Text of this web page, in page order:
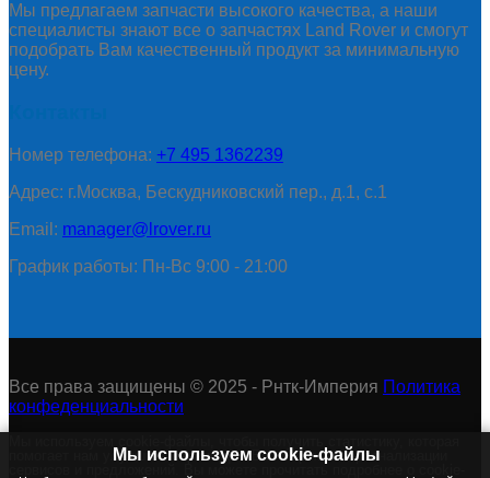
Мы используем cookie-файлы
Мы предлагаем запчасти высокого качества, а наши
специалисты знают все о запчастях Land Rover и смогут
подобрать Вам качественный продукт за минимальную
цену.
Номер телефона: +7 495 1362239
Адрес: г.Москва, Бескудниковский пер., д.1, с.1
Email: manager@lrover.ru
График работы: Пн-Вс 9:00 - 21:00
Все права защищены © 2025 - Рнтк-Империя Политика
конфеденциальности
помогает нам улучшить сервис для Вас с целью персонализации
сервисов и предложений. Вы можете прочитать подробнее о cookie-